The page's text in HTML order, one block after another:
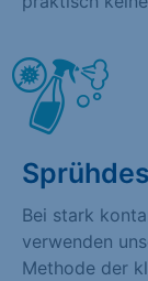
Bei stark
verwenden
Methode der